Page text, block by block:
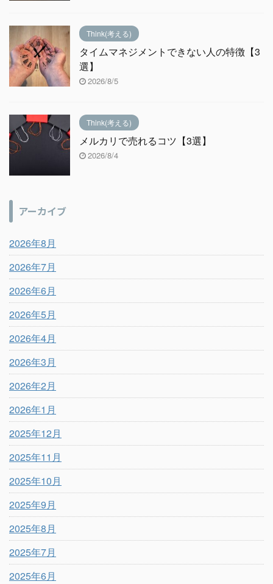
Think(考える)
タイムマネジメントできない人の特徴【3
選】
2026/8/5
Think(考える)
メルカリで売れるコツ【3選】
2026/8/4
アーカイブ
2026年8月
2026年7月
2026年6月
2026年5月
2026年4月
2026年3月
2026年2月
2026年1月
2025年12月
2025年11月
2025年10月
2025年9月
2025年8月
2025年7月
2025年6月